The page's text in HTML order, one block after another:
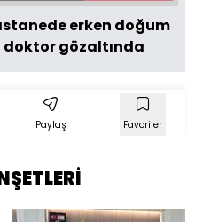
erken doğum
doktor gözaltında
Paylaş Favoriler